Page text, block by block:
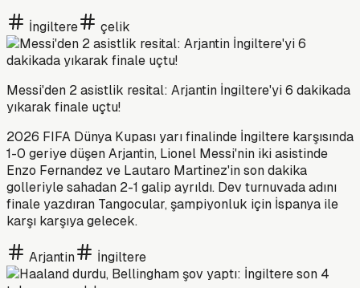
İngiltere çelik
Messi'den 2 asistlik resital: Arjantin İngiltere'yi 6 dakikada
yıkarak finale uçtu!
2026 FIFA Dünya Kupası yarı finalinde İngiltere karşısında
1-0 geriye düşen Arjantin, Lionel Messi'nin iki asistinde
Enzo Fernandez ve Lautaro Martinez'in son dakika
golleriyle sahadan 2-1 galip ayrıldı. Dev turnuvada adını
finale yazdıran Tangocular, şampiyonluk için İspanya ile
karşı karşıya gelecek.
Arjantin İngiltere